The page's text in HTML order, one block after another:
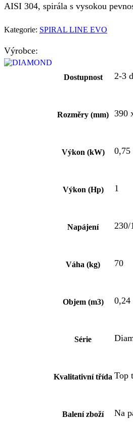
AISI 304, spirála s vysokou
Kategorie: SPIRAL LINE EVO
Výrobce:
Dostupnost 2-3
Rozměry (mm) 390
Výkon (kW) 0,75
Výkon (Hp) 1
Napájení 230/
Váha (kg) 70
Objem (m3) 0,24
Série
Kvalitativní třída Top
Balení zboží Na